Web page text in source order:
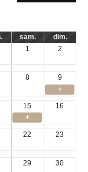
sam.
dim.
1 2
8
9
+
15
16
+
22 23
29 30